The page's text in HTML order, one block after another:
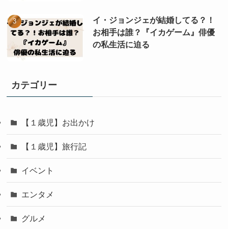
イ・ジョンジェが結婚してる？！
お相手は誰？『イカゲーム』俳優
の私生活に迫る
カテゴリー
【１歳児】お出かけ
【１歳児】旅行記
イベント
エンタメ
グルメ